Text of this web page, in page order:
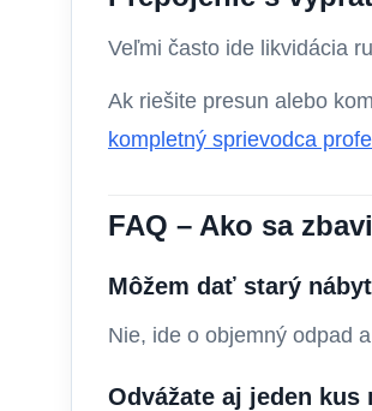
Veľmi často ide likvidácia
Ak riešite presun alebo
kompletný sprievodca
FAQ – Ako sa
Môžem dať starý
Nie, ide o objemný odpad
Odvážate aj jeden kus